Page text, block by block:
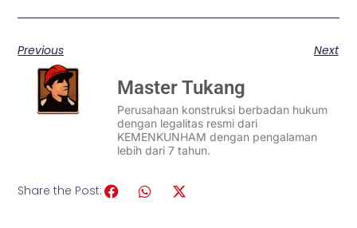
Previous Next
Master Tukang
Perusahaan konstruksi berbadan hukum
dengan legalitas resmi dari
KEMENKUNHAM dengan pengalaman
lebih dari 7 tahun.
Share the Post: